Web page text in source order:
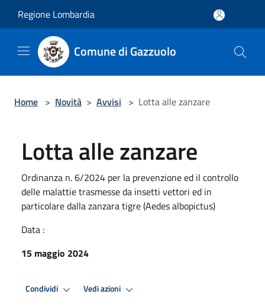
Regione Lombardia
Comune di Gazzuolo
Home > Novità > Avvisi > Lotta alle zanzare
Lotta alle zanzare
Ordinanza n. 6/2024 per la prevenzione ed il controllo
delle malattie trasmesse da insetti vettori ed in
particolare dalla zanzara tigre (Aedes albopictus)
Data :
15 maggio 2024
Condividi Vedi azioni